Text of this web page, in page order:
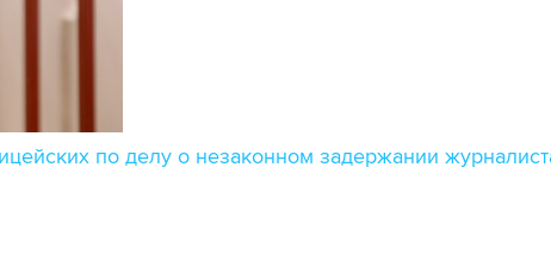
по делу о незаконном задержании